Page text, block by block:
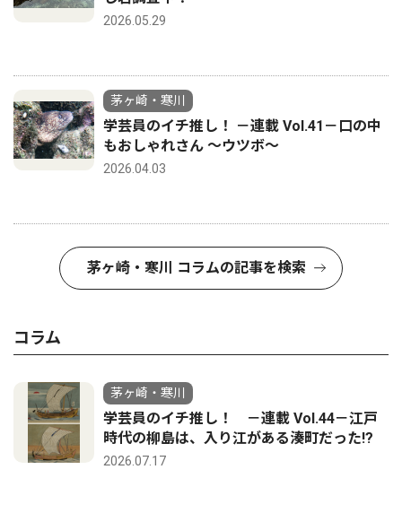
2026.05.29
茅ヶ崎・寒川
学芸員のイチ推し！ －連載 Vol.41－口の中
もおしゃれさん ～ウツボ～
2026.04.03
茅ヶ崎・寒川 コラムの記事を検索
コラム
茅ヶ崎・寒川
学芸員のイチ推し！ －連載 Vol.44－江戸
時代の柳島は、入り江がある湊町だった!?
2026.07.17